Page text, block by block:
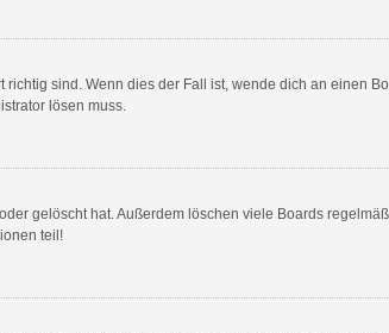
sind. Wenn dies der Fall ist, wende dich an einen
lösen muss.
gelöscht hat. Außerdem löschen viele Boards
teil!